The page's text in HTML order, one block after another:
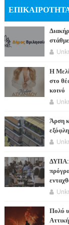
Η
στο
κοινό
Άρση
ΔΥΠΑ:
Πολύ